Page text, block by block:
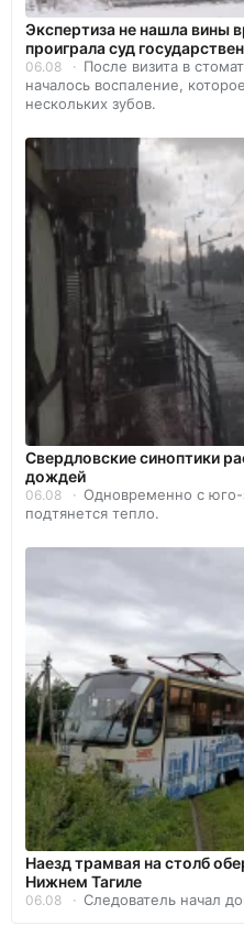
Экспертиза не нашла вины
проиграла суд
06.08
После визита в
началось воспаление,
нескольких зубов.
Свердловские синоптики
дождей
06.08
Одновременно с юго-
подтянется тепло.
Наезд трамвая на столб
Нижнем Тагиле
06.08 Следователь начал